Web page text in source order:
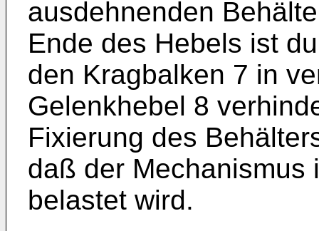
ausdehnenden
Ende des Hebels ist
den Kragbalken 7 in
Gelenkhebel 8
Fixierung des
daß der Mechanismus
belastet wird.